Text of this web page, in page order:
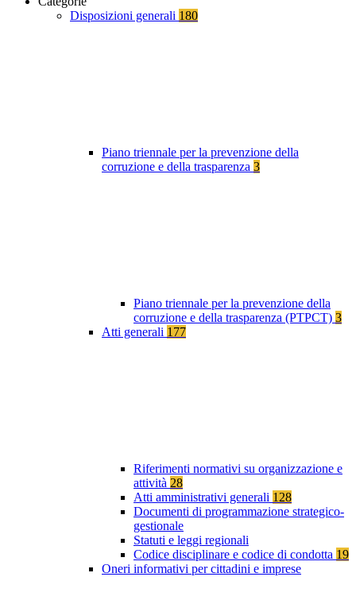
Disposizioni generali 180
Piano triennale per la prevenzione della
corruzione e della trasparenza 3
Piano triennale per la prevenzione della
corruzione e della trasparenza (PTPCT) 3
Atti generali 177
Riferimenti normativi su organizzazione e
attività 28
Atti amministrativi generali 128
Documenti di programmazione strategico-
gestionale
Statuti e leggi regionali
Codice disciplinare e codice di condotta 19
Oneri informativi per cittadini e imprese